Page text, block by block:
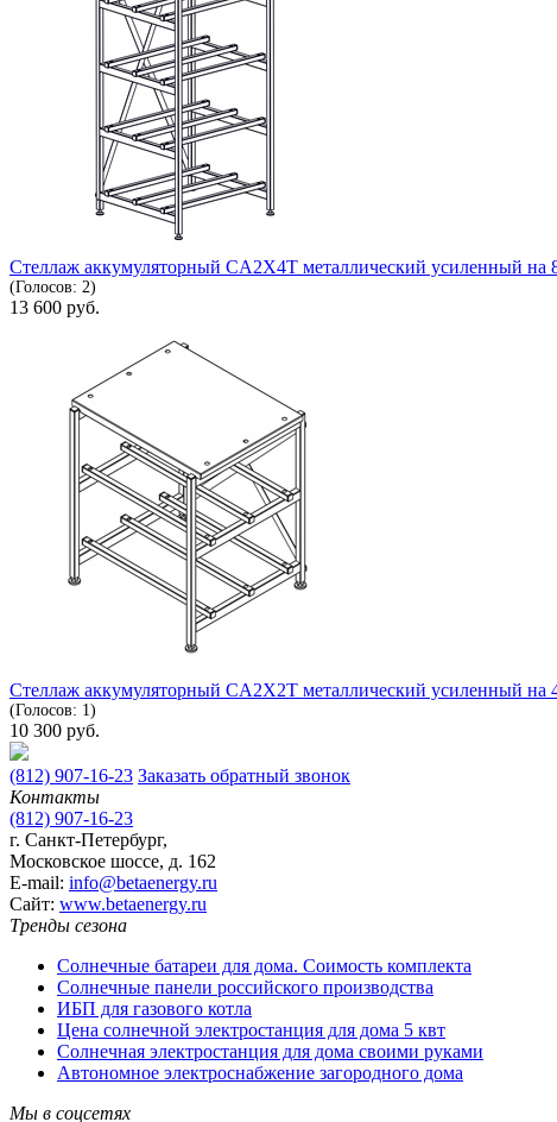
Стеллаж аккумуляторный CA2X4T металлический усиленный
(Голосов: 2)
13 600 руб.
Стеллаж аккумуляторный CA2X2T металлический усиленный
(Голосов: 1)
10 300 руб.
(812) 907-16-23 Заказать обратный звонок
Контакты
(812) 907-16-23
г. Санкт-Петербург,
Московское шоссе, д. 162
E-mail: info@betaenergy.ru
Cайт: www.betaenergy.ru
Тренды сезона
Солнечные батареи для дома. Соимость комплекта
Солнечные панели российского производства
ИБП для газового котла
Цена солнечной электростанция для дома 5 квт
Солнечная электростанция для дома своими руками
Автономное электроснабжение загородного дома
Мы в соцсетях